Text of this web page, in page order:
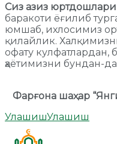
Сиз азиз
баракоти ёғилиб
юмшаб, ихлосимиз
қилайлик.
офату кулфатлардан,
ҳаётимизни бундан-
Фарғона шаҳар
УлашишУлашиш